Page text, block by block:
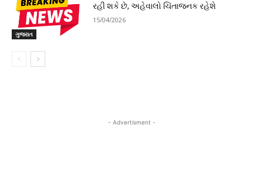
ગુજરાત
રહી શકે છે, અહેવાલો ચિંતાજનક રહેશે
15/04/2026
- Advertisment -